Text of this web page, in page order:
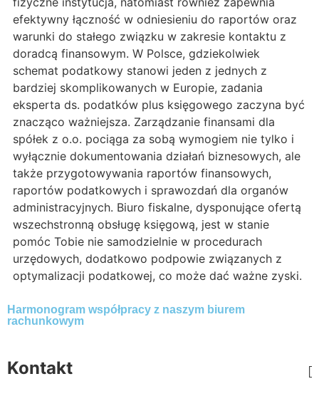
efektywny łączność w odniesieniu do raportów oraz
warunki do stałego związku w zakresie kontaktu z
doradcą finansowym. W Polsce, gdziekolwiek
schemat podatkowy stanowi jeden z jednych z
bardziej skomplikowanych w Europie, zadania
eksperta ds. podatków plus księgowego zaczyna być
znacząco ważniejsza. Zarządzanie finansami dla
spółek z o.o. pociąga za sobą wymogiem nie tylko i
wyłącznie dokumentowania działań biznesowych, ale
także przygotowywania raportów finansowych,
raportów podatkowych i sprawozdań dla organów
administracyjnych. Biuro fiskalne, dysponujące ofertą
wszechstronną obsługę księgową, jest w stanie
pomóc Tobie nie samodzielnie w procedurach
urzędowych, dodatkowo podpowie związanych z
optymalizacji podatkowej, co może dać ważne zyski.
Harmonogram współpracy z naszym biurem
rachunkowym
Kontakt